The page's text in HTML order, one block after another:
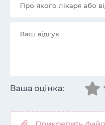
Ваша оцінка: